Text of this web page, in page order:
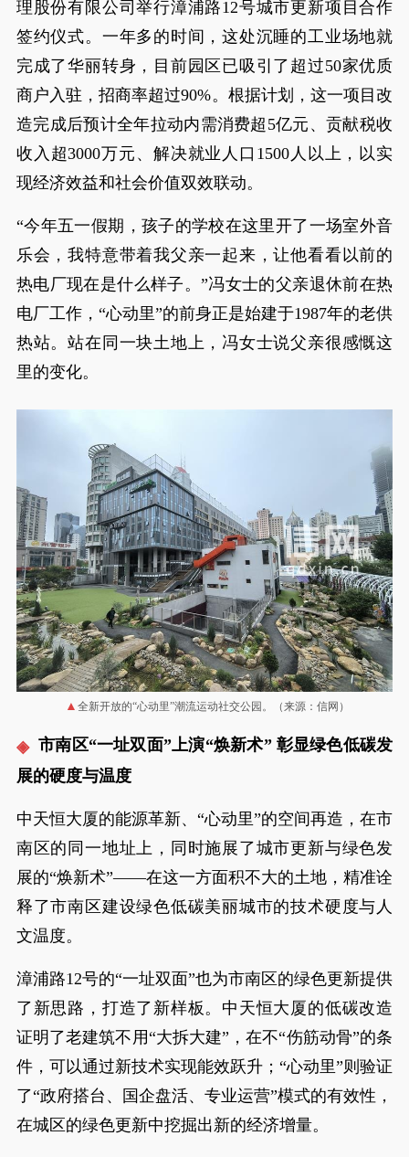
理股份有限公司举行漳浦路12号城市更新项目合作
签约仪式。一年多的时间，这处沉睡的工业场地就
完成了华丽转身，目前园区已吸引了超过50家优质
商户入驻，招商率超过90%。根据计划，这一项目改
造完成后预计全年拉动内需消费超5亿元、贡献税收
收入超3000万元、解决就业人口1500人以上，以实
现经济效益和社会价值双效联动。
“今年五一假期，孩子的学校在这里开了一场室外音
乐会，我特意带着我父亲一起来，让他看看以前的
热电厂现在是什么样子。”冯女士的父亲退休前在热
电厂工作，“心动里”的前身正是始建于1987年的老供
热站。站在同一块土地上，冯女士说父亲很感慨这
里的变化。
全新开放的“心动里”潮流运动社交公园。（来源：信网）
市南区“一址双面”上演“焕新术” 彰显绿色低碳发
展的硬度与温度
中天恒大厦的能源革新、“心动里”的空间再造，在市
南区的同一地址上，同时施展了城市更新与绿色发
展的“焕新术”——在这一方面积不大的土地，精准诠
释了市南区建设绿色低碳美丽城市的技术硬度与人
文温度。
漳浦路12号的“一址双面”也为市南区的绿色更新提供
了新思路，打造了新样板。中天恒大厦的低碳改造
证明了老建筑不用“大拆大建”，在不“伤筋动骨”的条
件，可以通过新技术实现能效跃升；“心动里”则验证
了“政府搭台、国企盘活、专业运营”模式的有效性，
在城区的绿色更新中挖掘出新的经济增量。